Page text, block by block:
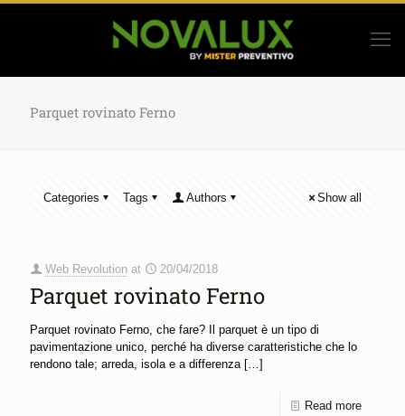
Parquet rovinato Ferno
Categories Tags Authors Show all
Web Revolution at 20/04/2018
Parquet rovinato Ferno
Parquet rovinato Ferno, che fare? Il parquet è un tipo di
pavimentazione unico, perché ha diverse caratteristiche che lo
rendono tale; arreda, isola e a differenza[…]
Read more